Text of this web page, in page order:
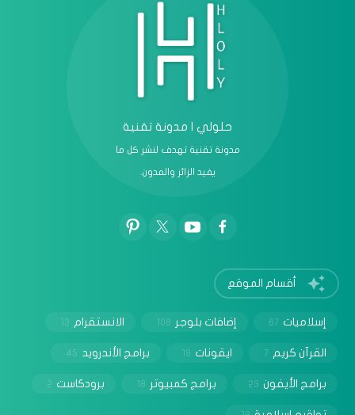
حلولي | مدونة تقنية
مدونة تقنية تهدف لنشر كل ما
يفيد الزائر والمدون.
أقسام الموقع
إسلاميات 67 إضافات بلوجر 108 الانستقرام 13
القرآن كريم 7 ايقونات 18 برامج الأندرويد 45
برامج الأيفون 23 برامج كمبيوتر 18 برودكاست 2